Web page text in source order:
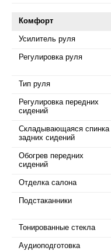
Комфорт
Усилитель руля
Регулировка руля
Тип руля
Регулировка передних
сидений
Складывающаяся спинка
задних сидений
Обогрев передних
сидений
Отделка салона
Подстаканники
Тонированные стекла
Аудиоподготовка